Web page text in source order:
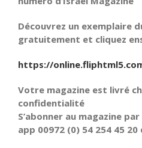
Découvrez un exemplaire
gratuitement et cliquez
https://
Votre magazine est livré
confidentialité
S’abonner au magazine
app 00972 (0) 54 254 45 20